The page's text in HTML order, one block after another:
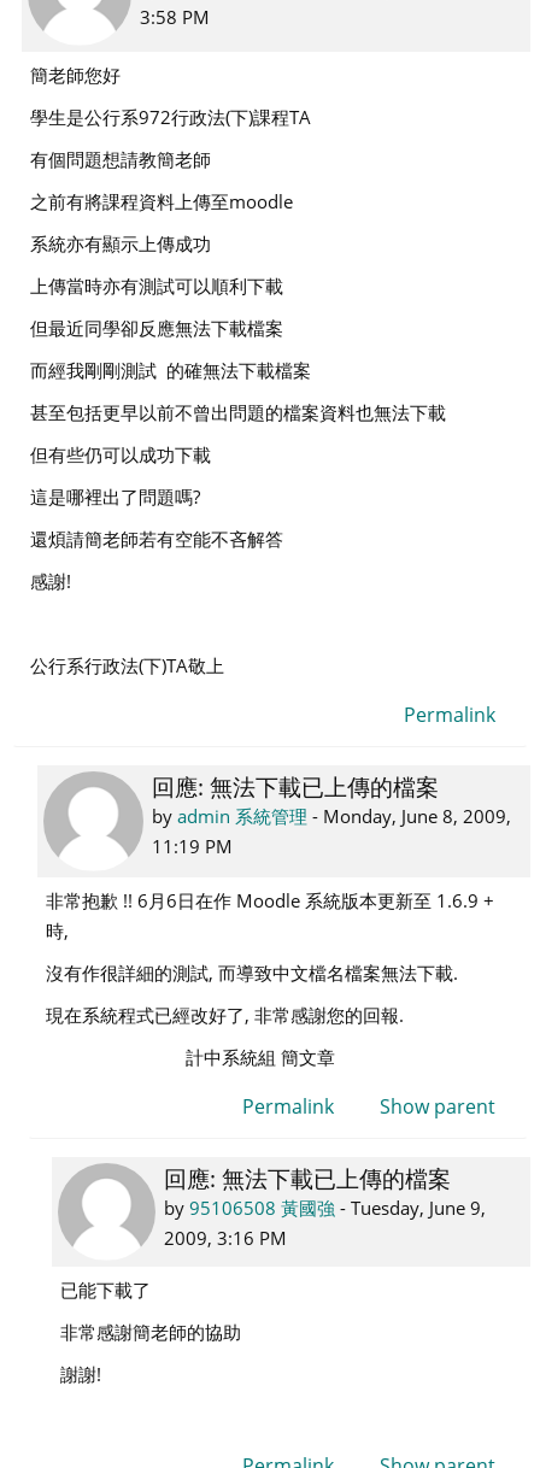
3:58 PM
replies:
簡老師您好
學生是公行系972行政法(下)課程TA
有個問題想請教簡老師
之前有將課程資料上傳至moodle
系統亦有顯示上傳成功
上傳當時亦有測試可以順利下載
但最近同學卻反應無法下載檔案
而經我剛剛測試 的確無法下載檔案
甚至包括更早以前不曾出問題的檔案資料也無法下載
但有些仍可以成功下載
這是哪裡出了問題嗎?
還煩請簡老師若有空能不吝解答
感謝!
公行系行政法(下)TA敬上
Permalink
In
reply
to
黃
強
回應: 無法下載已上傳的檔案
byadmin 系統管理 - Monday, June 8, 2009,
11:19 PM
非常抱歉 !! 6月6日在作 Moodle 系統版本更新至 1.6.9 +
時,
沒有作很詳細的測試, 而導致中文檔名檔案無法下載.
現在系統程式已經改好了, 非常感謝您的回報.
計中系統組 簡文章
Permalink Show parent
In
reply
to
統
回應: 無法下載已上傳的檔案
by 95106508 黃國強 - Tuesday, June 9,
2009, 3:16 PM
已能下載了
非常感謝簡老師的協助
謝謝!